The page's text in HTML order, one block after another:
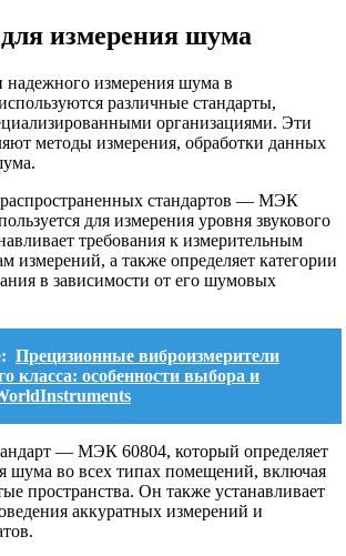
измерения шума
надежного измерения шума в
различные стандарты,
организациями. Эти
методы измерения, обработки данных
стандартов — МЭК
для измерения уровня звукового
требования к измерительным
измерений, а также определяет категории
в зависимости от его шумовых
Прецизионные виброизмерители
класса: особенности выбора и
— МЭК 60804, который определяет
шума во всех типах помещений, включая
пространства. Он также устанавливает
аккуратных измерений и